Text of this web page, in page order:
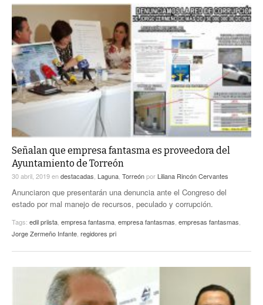
Señalan que empresa fantasma es proveedora del
Ayuntamiento de Torreón
30 abril, 2019endestacadas Laguna Torreónpor Liliana Rincón Cervantes
Anunciaron que presentarán una denuncia ante el Congreso del
estado por mal manejo de recursos, peculado y corrupción.
Tags: edil priista empresa fantasma empresa fantasmas empresas fantasmas
Jorge Zermeño Infante regidores pri